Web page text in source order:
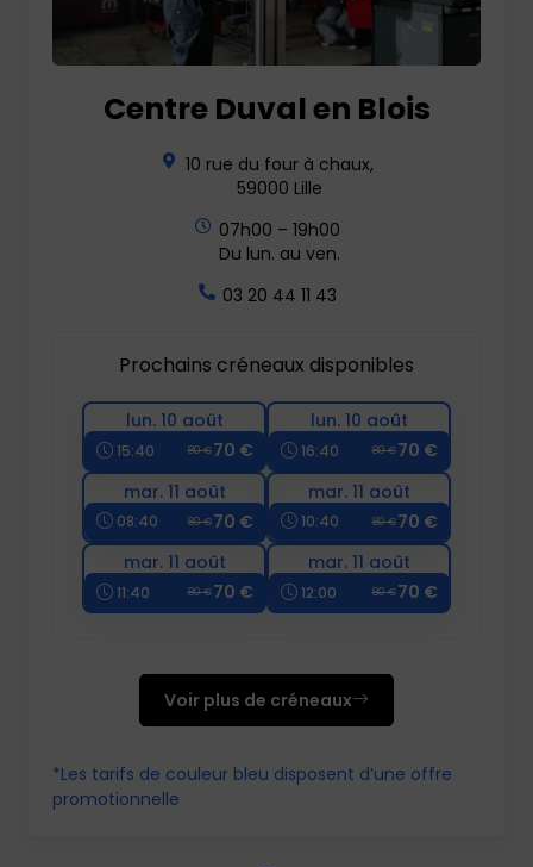
Centre Duval en Blois
10 rue du four à chaux,
59000 Lille
07h00 – 19h00
Du lun. au ven.
03 20 44 11 43
Prochains créneaux disponibles
lun. 10 août
15:40 80 € 70 €
lun. 10 août
16:40 80 € 70 €
mar. 11 août
08:40 80 € 70 €
mar. 11 août
10:40 80 € 70 €
mar. 11 août
11:40 80 € 70 €
mar. 11 août
12:00 80 € 70 €
Voir plus de créneaux
*Les tarifs de couleur bleu disposent d’une offre
promotionnelle